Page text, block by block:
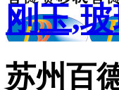
刚玉,
苏州百